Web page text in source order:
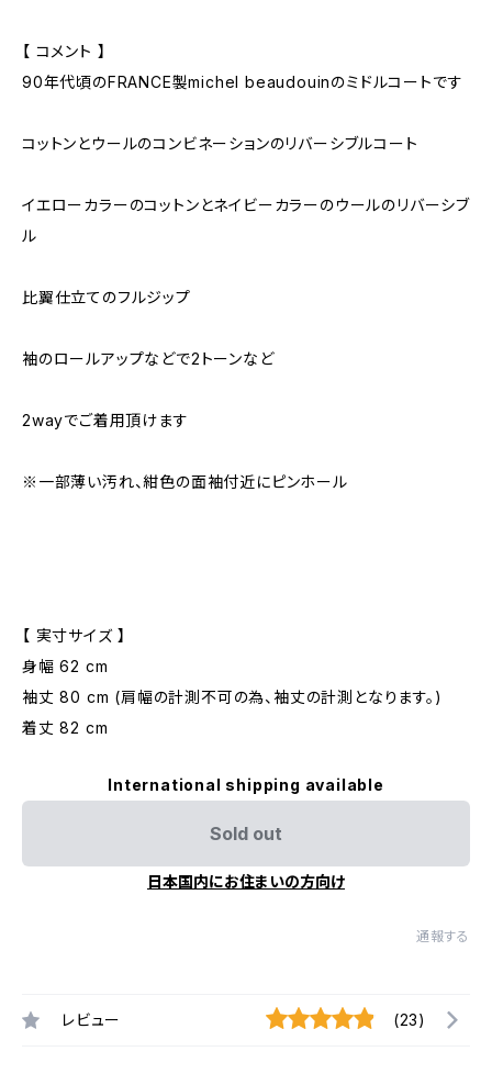
【 コメント 】
90年代頃のFRANCE製michel beaudouinのミドルコートです
コットンとウールのコンビネーションのリバーシブルコート
イエローカラーのコットンとネイビーカラーのウールのリバーシブ
ル
比翼仕立てのフルジップ
袖のロールアップなどで2トーンなど
2wayでご着用頂けます
※一部薄い汚れ、紺色の面袖付近にピンホール
【 実寸サイズ 】
身幅 62 cm
袖丈 80 cm (肩幅の計測不可の為、袖丈の計測となります。)
着丈 82 cm
International shipping available
Sold out
日本国内にお住まいの方向け
通報する
レビュー (23)